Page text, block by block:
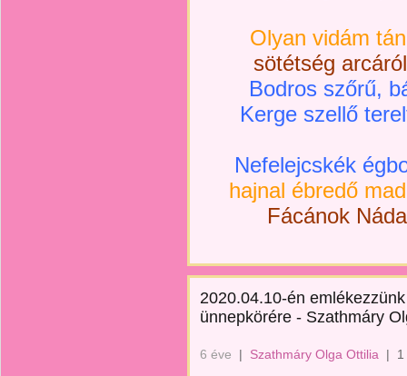
Olyan vidám
sötétség
Bodros szőrű,
Kerge szellő
Nefelejcskék
hajnal ébredő
Fácánok
2020.04.10-én
ünnepkörére - Szathmáry
6 éve | Szathmáry Olga Ottilia |